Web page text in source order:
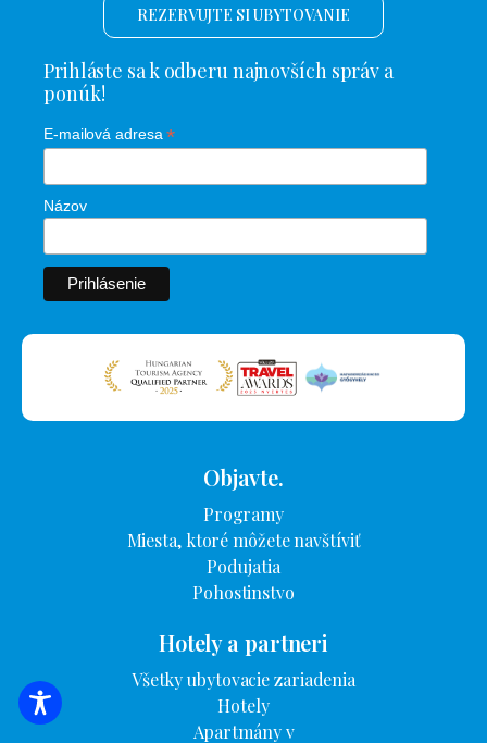
VYHĽADÁVANIE UBYTOVANIA
REZERVUJTE SI UBYTOVANIE
Prihláste sa k odberu najnovších správ a
ponúk!
E-mailová adresa*
Názov
Objavte.
Programy
Miesta, ktoré môžete navštíviť
Podujatia
Pohostinstvo
Hotely a partneri
Všetky ubytovacie zariadenia
Hotely
Apartmány v